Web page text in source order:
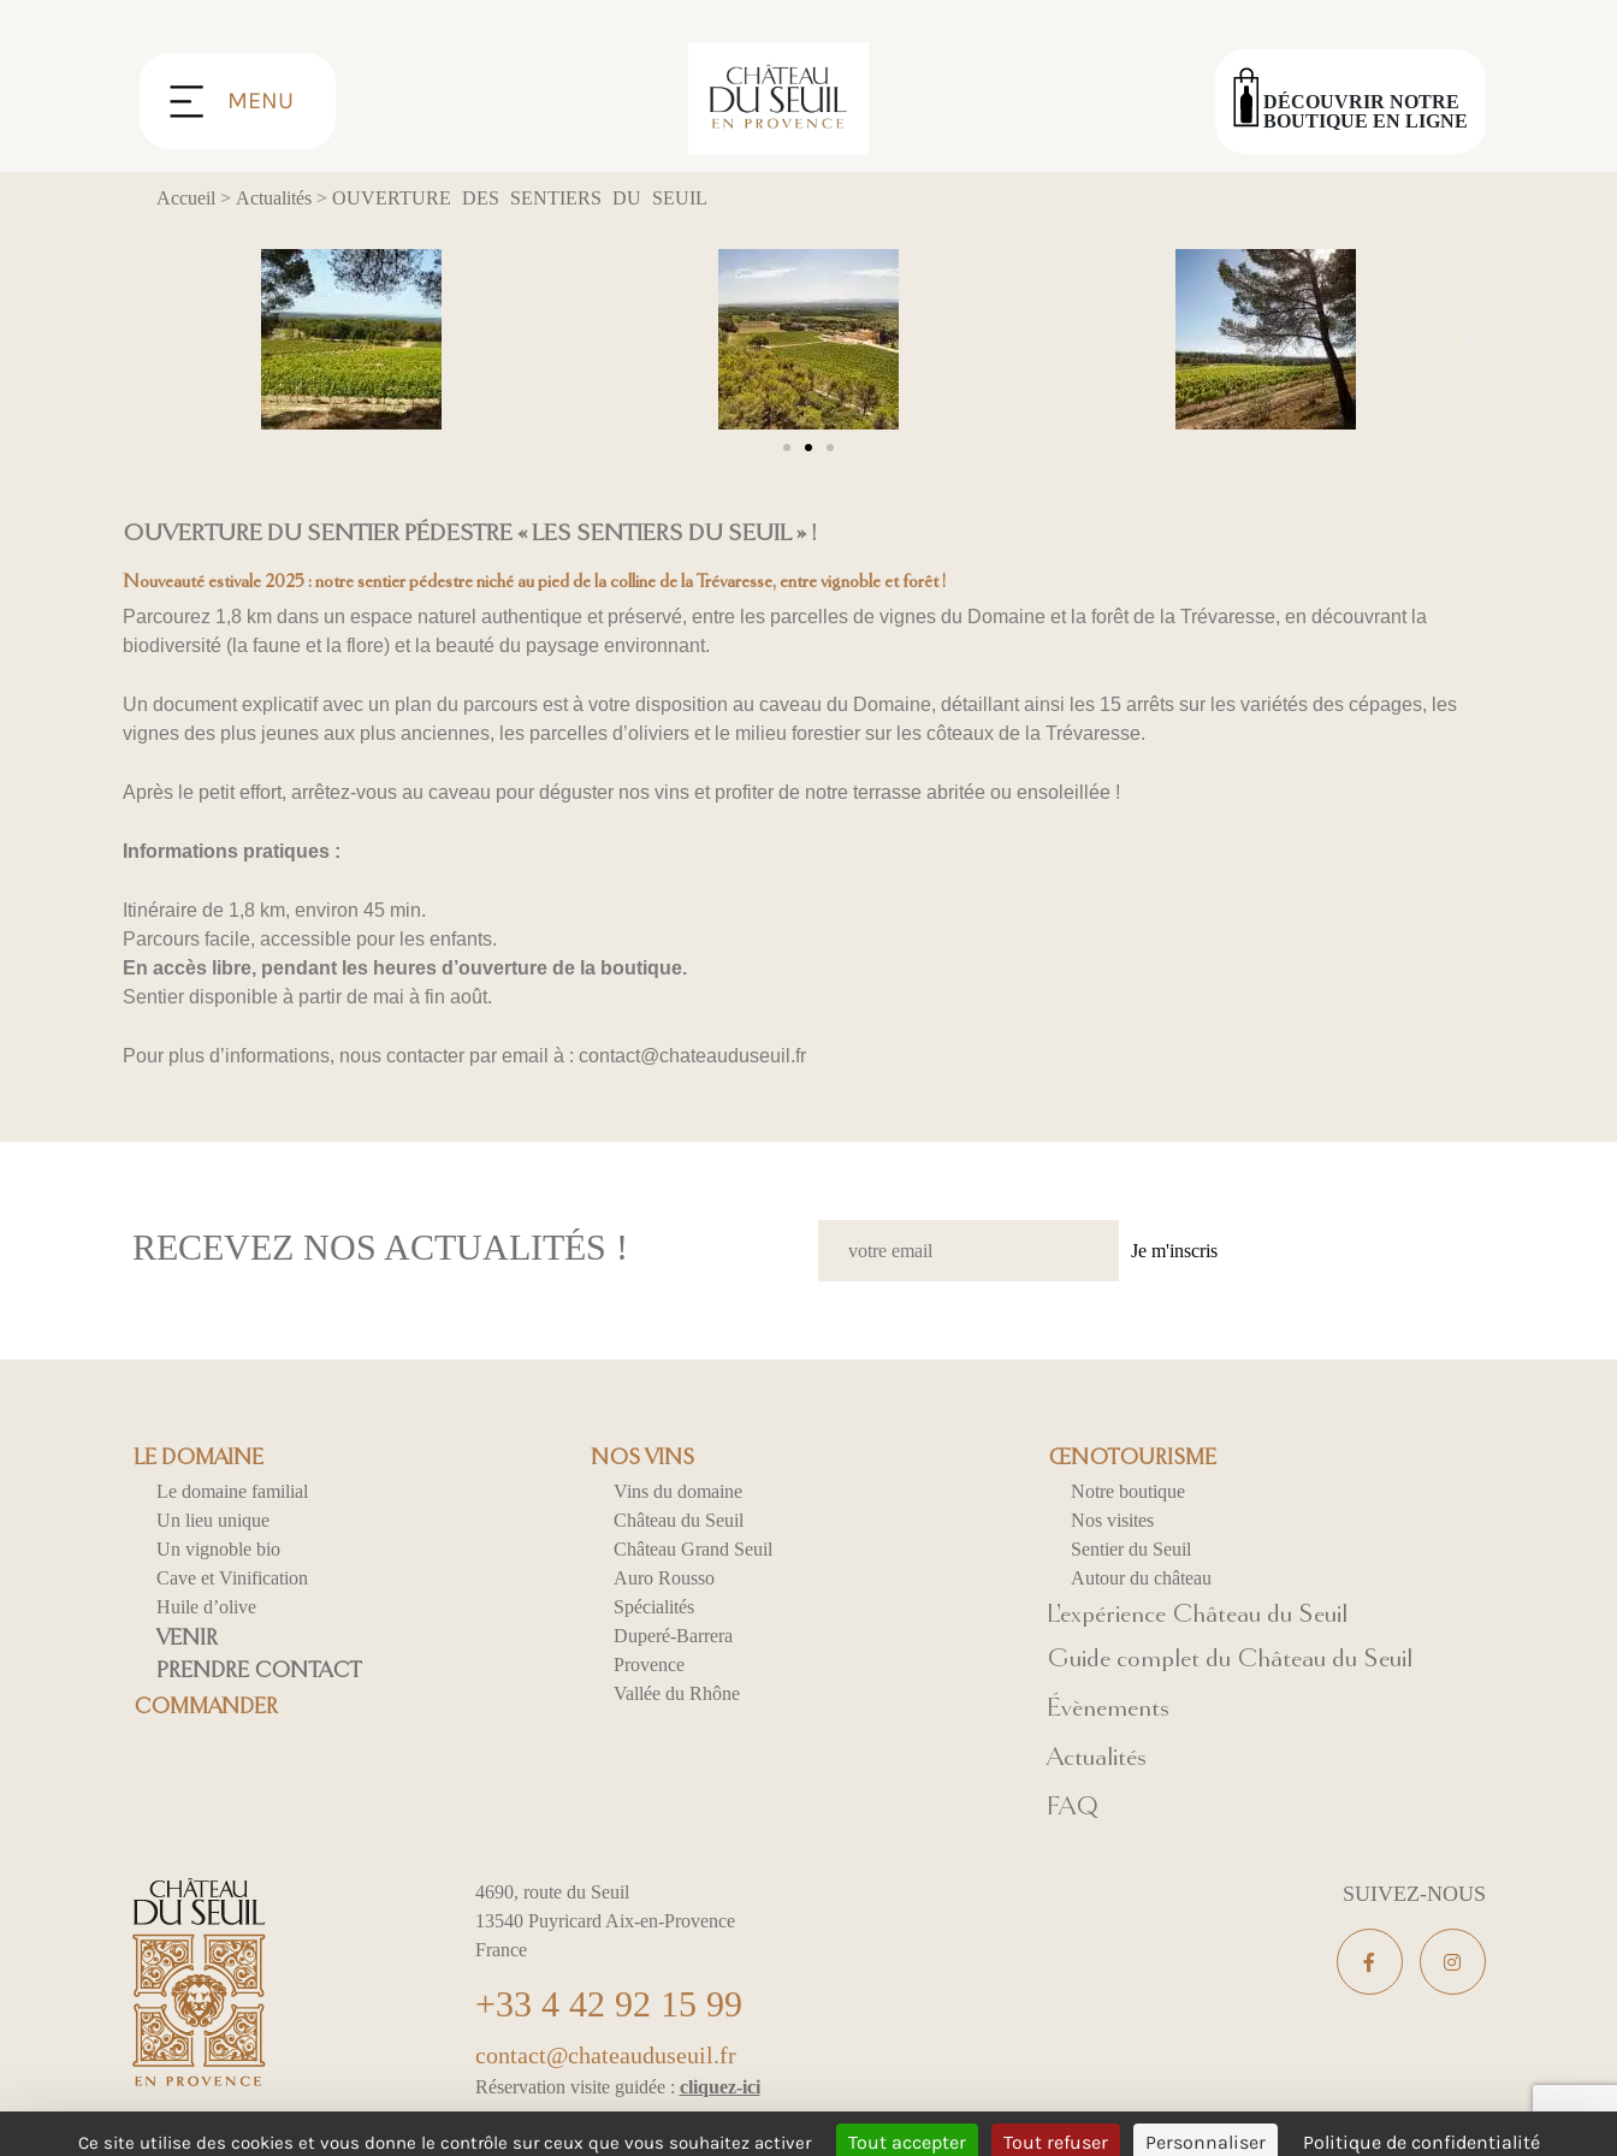
MENU
DÉCOUVRIR NOTRE
BOUTIQUE EN LIGNE
Accueil > Actualités> OUVERTURE DES SENTIERS DU SEUIL
OUVERTURE DU SENTIER PÉDESTRE « LES SENTIERS DU SEUIL » !
Nouveauté estivale 2025 : notre sentier pédestre niché au pied de la colline de la Trévaresse, entre vignoble et forêt !
Parcourez 1,8 km dans un espace naturel authentique et préservé, entre les parcelles de vignes du Domaine et la forêt de la Trévaresse, en découvrant la
biodiversité (la faune et la flore) et la beauté du paysage environnant.
Un document explicatif avec un plan du parcours est à votre disposition au caveau du Domaine, détaillant ainsi les 15 arrêts sur les variétés des cépages, les
vignes des plus jeunes aux plus anciennes, les parcelles d’oliviers et le milieu forestier sur les côteaux de la Trévaresse.
Après le petit effort, arrêtez-vous au caveau pour déguster nos vins et profiter de notre terrasse abritée ou ensoleillée !
Informations pratiques :
Itinéraire de 1,8 km, environ 45 min.
Parcours facile, accessible pour les enfants.
En accès libre, pendant les heures d’ouverture de la boutique.
Sentier disponible à partir de mai à fin août.
Pour plus d’informations, nous contacter par email à : contact@chateauduseuil.fr
RECEVEZ NOS ACTUALITÉS ! Je m'inscris
LE DOMAINE
Le domaine familial
Un lieu unique
Un vignoble bio
Cave et Vinification
Huile d’olive
VENIR
PRENDRE CONTACT
COMMANDER
NOS VINS
Vins du domaine
Château du Seuil
Château Grand Seuil
Auro Rousso
Spécialités
Duperé-Barrera
Provence
Vallée du Rhône
ŒNOTOURISME
Notre boutique
Nos visites
Sentier du Seuil
Autour du château
L’expérience Château du Seuil
Guide complet du Château du Seuil
Évènements
Actualités
FAQ
4690, route du Seuil
13540 Puyricard Aix-en-Provence
France
+33 4 42 92 15 99
contact@chateauduseuil.fr
Réservation visite guidée : cliquez-ici
SUIVEZ-NOUS
Ce site utilise des cookies et vous donne le contrôle sur ceux que vous souhaitez activer Tout accepter Tout refuser Personnaliser Politique de confidentialité